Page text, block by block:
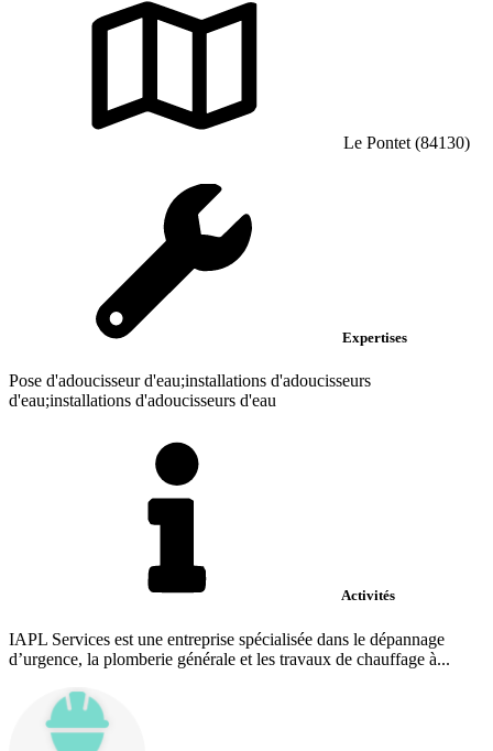
Le Pontet (84130)
Expertises
Pose d'adoucisseur d'eau;installations d'adoucisseurs
d'eau;installations d'adoucisseurs d'eau
Activités
IAPL Services est une entreprise spécialisée dans le dépannage
d’urgence, la plomberie générale et les travaux de chauffage à...